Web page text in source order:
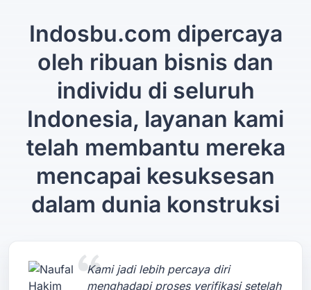
Indosbu.com dipercaya
oleh ribuan bisnis dan
individu di seluruh
Indonesia, layanan kami
telah membantu mereka
mencapai kesuksesan
dalam dunia konstruksi
Kami jadi lebih percaya diri
menghadapi proses verifikasi setelah